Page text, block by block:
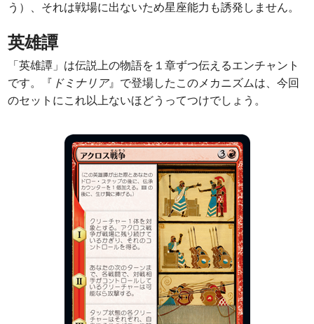
う）、それは戦場に出ないため星座能力も誘発しません。
英雄譚
「英雄譚」は伝説上の物語を１章ずつ伝えるエンチャント
です。『 ドミナリア』で登場したこのメカニズムは、今回
のセットにこれ以上ないほどうってつけでしょう。